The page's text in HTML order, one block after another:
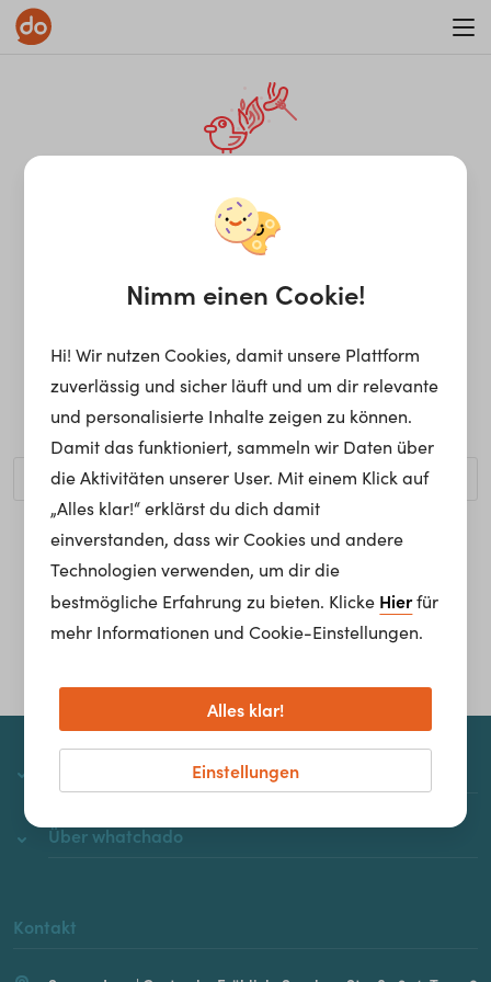
¡Ay, caramba! Seite nicht
gefunden.
Ups, die gewünschte Seite kann nicht gefunden werden.
Möchtest du nach einem bestimmten Begriff suchen?
Homepage
Über whatchado
Kontakt
Nimm einen Cookie!
Hi! Wir nutzen Cookies, damit unsere Plattform
zuverlässig und sicher läuft und um dir relevante
und personalisierte Inhalte zeigen zu können.
Damit das funktioniert, sammeln wir Daten über
die Aktivitäten unserer User. Mit einem Klick auf
„Alles klar!“ erklärst du dich damit
einverstanden, dass wir Cookies und andere
Technologien verwenden, um dir die
bestmögliche Erfahrung zu bieten. Klicke Hierfür
mehr Informationen und Cookie-Einstellungen.
Einstellungen
Alles klar!